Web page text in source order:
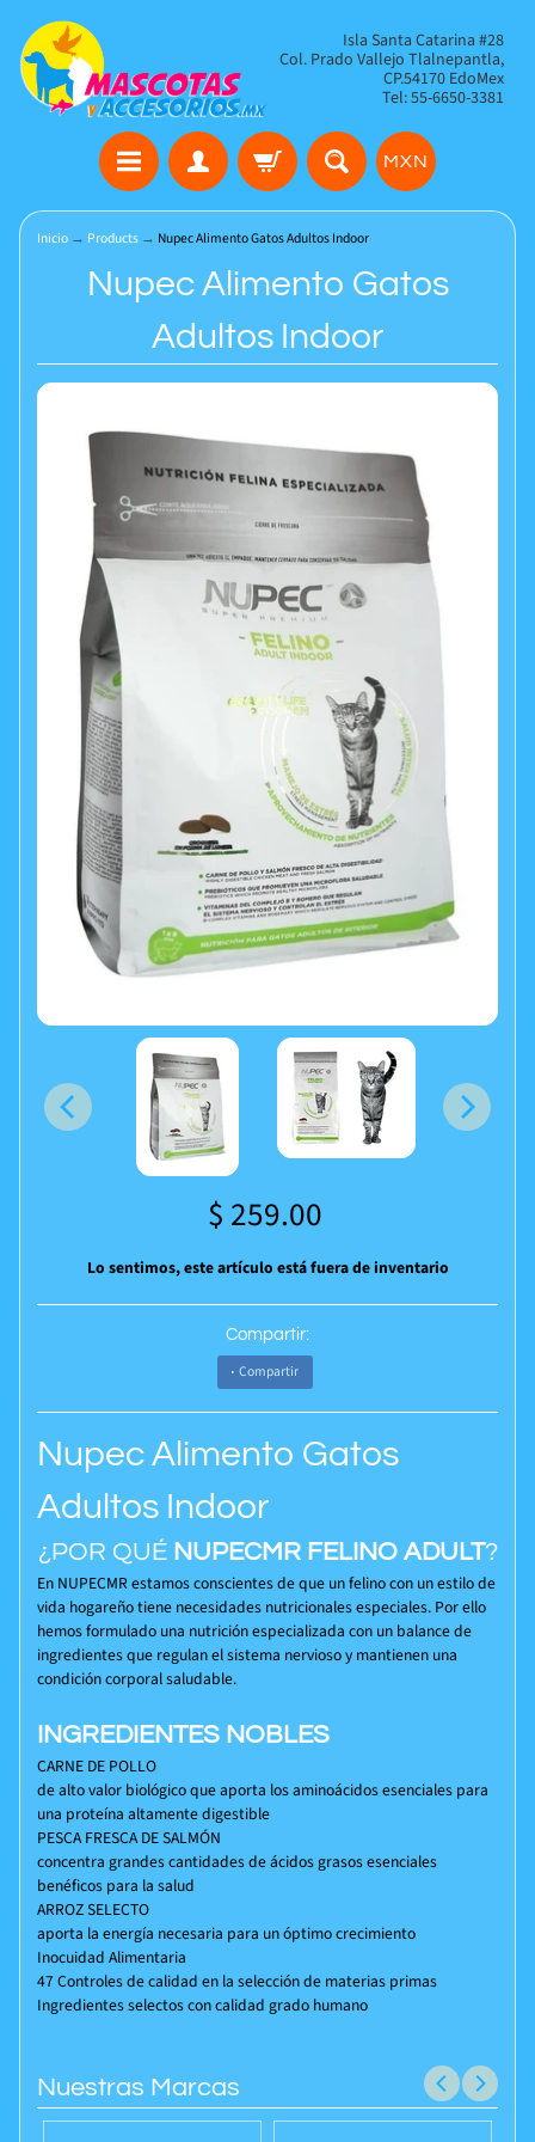
Isla Santa Catarina #28
Col. Prado Vallejo Tlalnepantla,
CP.54170 EdoMex
Tel: 55-6650-3381
MXN
Inicio → Products → Nupec Alimento Gatos Adultos Indoor
Nupec Alimento Gatos
Adultos Indoor
$ 259.00
Lo sentimos, este artículo está fuera de inventario
Compartir:
Compartir
Nupec Alimento Gatos
Adultos Indoor
¿POR QUÉ NUPECMR FELINO ADULT?
En NUPECMRestamos conscientes de que un felino con un estilo de
vida hogareño tiene necesidades nutricionales especiales. Por ello
hemos formulado una nutrición especializada con un balance de
ingredientes que regulan el sistema nervioso y mantienen una
condición corporal saludable.
INGREDIENTES NOBLES
CARNE DE POLLO
de alto valor biológico que aporta los aminoácidos esenciales para
una proteína altamente digestible
PESCA FRESCA DE SALMÓN
concentra grandes cantidades de ácidos grasos esenciales
benéficos para la salud
ARROZ SELECTO
aporta la energía necesaria para un óptimo crecimiento
Inocuidad Alimentaria
47 Controles de calidad en la selección de materias primas
Ingredientes selectos con calidad grado humano
Nuestras Marcas